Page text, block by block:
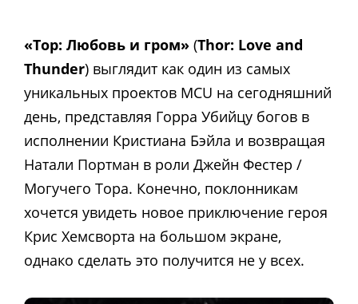
«Тор: Любовь и гром» (Thor: Love and
Thunder) выглядит как один из самых
уникальных проектов MCU на сегодняшний
день, представляя Горра Убийцу богов в
исполнении Кристиана Бэйла и возвращая
Натали Портман в роли Джейн Фестер /
Могучего Тора. Конечно, поклонникам
хочется увидеть новое приключение героя
Крис Хемсворта на большом экране,
однако сделать это получится не у всех.